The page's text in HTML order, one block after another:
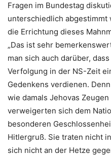
Fragen im Bundestag
unterschiedlich abgestimmt
die Errichtung dieses
„Das ist sehr
man sich auch darüber,
Verfolgung in der NS-Zeit
Gedenkens verdienen.
wie damals Jehovas
verweigerten sich dem
besonderen
Hitlergruß. Sie traten nicht
sich nicht an der Hetze